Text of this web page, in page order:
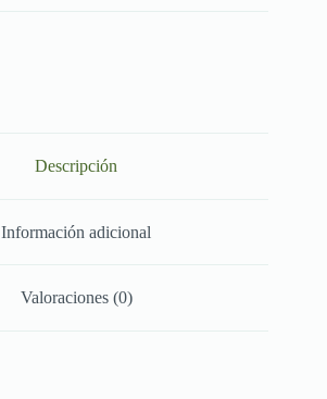
Descripción
Información adicional
Valoraciones (0)